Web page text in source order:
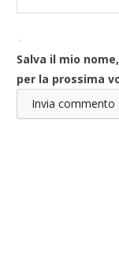
Salva il mio
per la prossima